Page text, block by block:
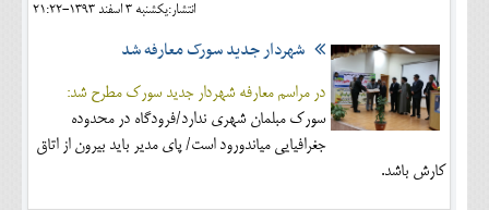
انتشار:يکشنبه 3 اسفند 1393-21:22
شهردار جدید سورک معارفه شد
در مراسم معارفه شهردار جدید سورک مطرح شد:
سورک مبلمان شهري ندارد/فرودگاه در محدوده
جغرافيايي مياندورود است/ پاي مدير بايد بيرون از اتاق
كارش باشد.